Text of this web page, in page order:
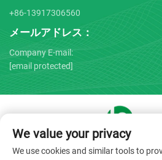
+86-13917306560
メールアドレス：
Company E-mail:
[email protected]
Copyright © 2025 by Shanghai Bojin
We value your privacy
We use cookies and similar tools to